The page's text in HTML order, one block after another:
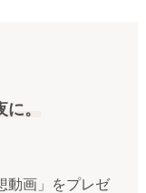
。
動画」をプレゼ